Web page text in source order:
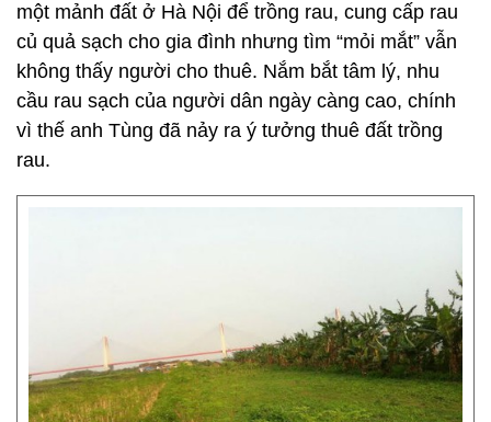
một mảnh đất ở Hà Nội để trồng rau, cung cấp rau
củ quả sạch cho gia đình nhưng tìm “mỏi mắt” vẫn
không thấy người cho thuê. Nắm bắt tâm lý, nhu
cầu rau sạch của người dân ngày càng cao, chính
vì thế anh Tùng đã nảy ra ý tưởng thuê đất trồng
rau.